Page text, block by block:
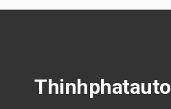
Thinhphatauto